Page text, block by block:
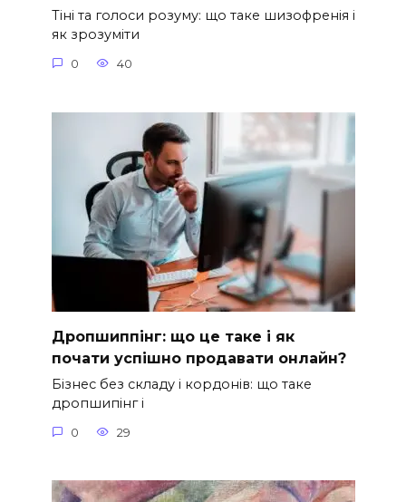
Тіні та голоси розуму: що таке шизофренія і
як зрозуміти
0 40
Дропшиппінг: що це таке і як
почати успішно продавати онлайн?
Бізнес без складу і кордонів: що таке
дропшипінг і
0 29